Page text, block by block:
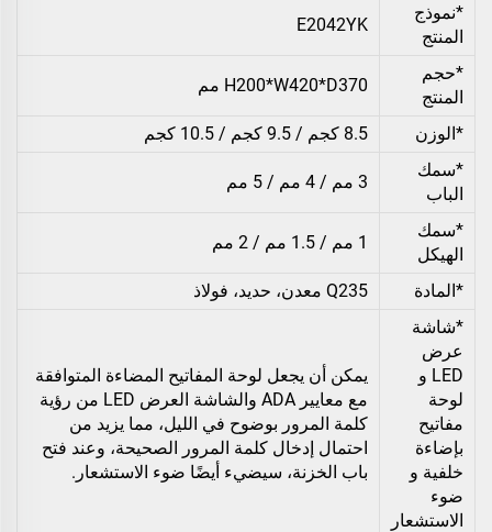
*نموذج
المنتج
E2042YK
*حجم
المنتج
H200*W420*D370 مم
*الوزن
8.5 كجم / 9.5 كجم / 10.5 كجم
*سمك
الباب
3 مم / 4 مم / 5 مم
*سمك
الهيكل
1 مم / 1.5 مم / 2 مم
*المادة
Q235 معدن، حديد، فولاذ
*شاشة
عرض
LED و
لوحة
مفاتيح
بإضاءة
خلفية و
ضوء
الاستشعار
يمكن أن يجعل لوحة المفاتيح المضاءة المتوافقة
مع معايير ADA والشاشة العرض LED من رؤية
كلمة المرور بوضوح في الليل، مما يزيد من
احتمال إدخال كلمة المرور الصحيحة، وعند فتح
باب الخزنة، سيضيء أيضًا ضوء الاستشعار.